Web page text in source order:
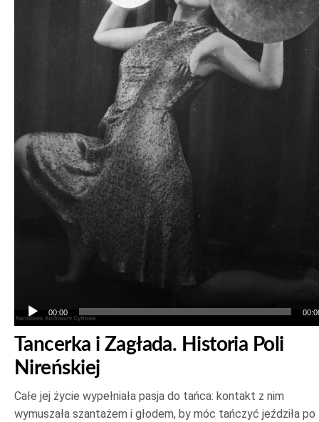
00:00
Tancerka i Zagłada. Historia Poli
Nireńskiej
Całe jej życie wypełniała pasja do tańca: kontakt z nim
wymuszała szantażem i głodem, by móc tańczyć jeździła po